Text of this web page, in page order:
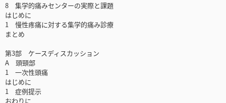
8 集学的痛みセンターの実際と課題
はじめに
1 慢性疼痛に対する集学的痛み診療
まとめ
第3部 ケースディスカッション
A 頭頸部
1 一次性頭痛
はじめに
1 症例提示
おわりに